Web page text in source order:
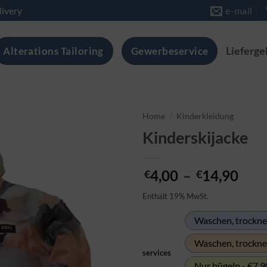
e-mail
Alterations Tailoring Gewerbeservice
Home Kinderkleidung
Kinderskijacke
€4,00 – €14,90
Enthält 19% MwSt.
services
Waschen,
Waschen,